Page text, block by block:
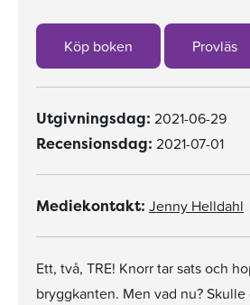
Köp boken Provläs
Utgivningsdag: 2021-06-29
Recensionsdag: 2021-07-01
Mediekontakt: Jenny Helldahl
Ett, två, TRE! Knorr tar sats och
bryggkanten. Men vad nu?